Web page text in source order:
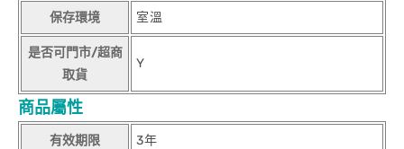
保存環境 室溫
是否可門市/超商
取貨
Y
商品屬性
有效期限 3年